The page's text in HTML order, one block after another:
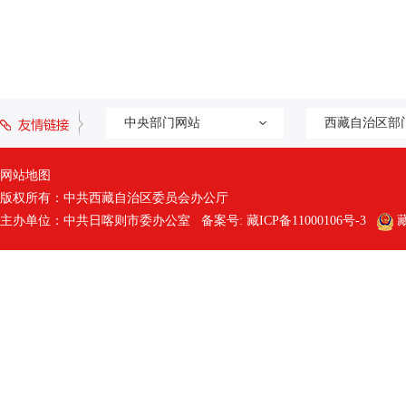
中央部门网站 西藏自治区部
网站地图
版权所有：中共西藏自治区委员会办公厅
主办单位：中共日喀则市委办公室 备案号: 藏ICP备11000106号-3